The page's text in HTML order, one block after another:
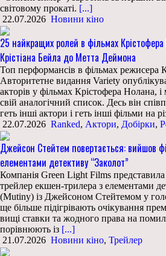
світовому прокаті. [...]
22.07.2026 Новини кіно
25 найкращих ролей в фільмах
Крістіана Бейла до Метта Деймона
Топ перформансів в фільмах режисера
Авторитетне видання Variety
акторів у фільмах Крістофера Нолана,
свій аналогічний список. Десь він
геть інші актори і геть інші фільми на
22.07.2026 Ranked, Актори, Добірки,
Джейсон Стейтем повертається: вийшов
елементами детективу “Заколот”
Компанія Green Light Films
трейлер екшен-трилера з елементами
(Mutiny) із Джейсоном Стейтемом у
ще більше підігрівають очікування
вищі ставки та жодного права на
порівнюють із [...]
21.07.2026 Новини кіно, Трейлер